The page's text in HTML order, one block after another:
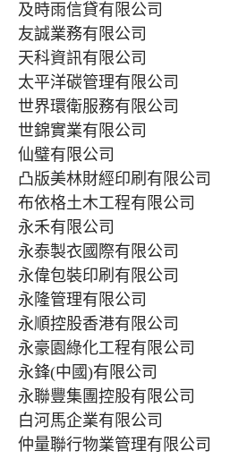
及時雨信貸有限公司
友誠業務有限公司
天科資訊有限公司
太平洋碳管理有限公司
世界環衛服務有限公司
世錦實業有限公司
仙璧有限公司
凸版美林財經印刷有限公司
布依格土木工程有限公司
永禾有限公司
永泰製衣國際有限公司
永偉包裝印刷有限公司
永隆管理有限公司
永順控股香港有限公司
永豪園綠化工程有限公司
永鋒(中國)有限公司
永聯豐集團控股有限公司
白河馬企業有限公司
仲量聯行物業管理有限公司